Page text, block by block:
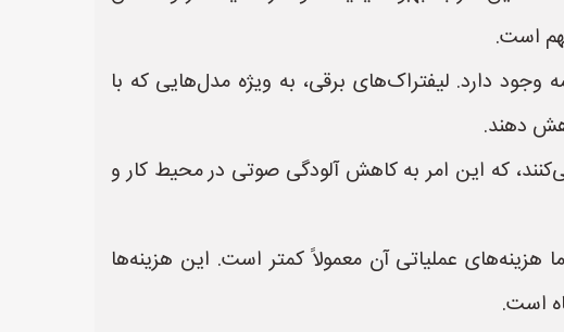
است.
دارد. لیفتراک‌های برقی، به ویژه مدل‌هایی که با
که این امر به کاهش آلودگی صوتی در محیط کار و
عملیاتی آن معمولاً کمتر است. این هزینه‌ها
است.